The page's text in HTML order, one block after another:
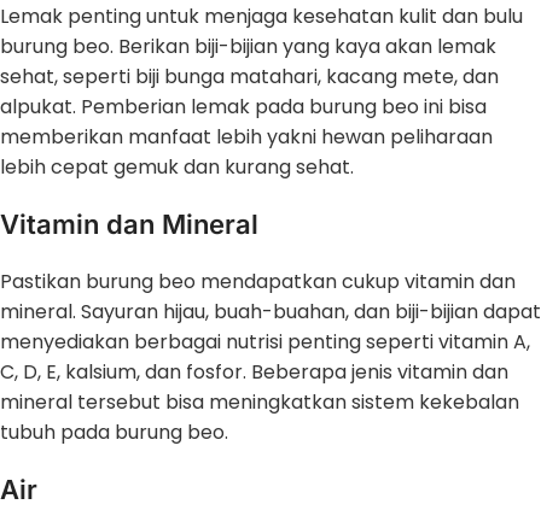
Lemak penting untuk menjaga kesehatan kulit dan bulu
burung beo. Berikan biji-bijian yang kaya akan lemak
sehat, seperti biji bunga matahari, kacang mete, dan
alpukat. Pemberian lemak pada burung beo ini bisa
memberikan manfaat lebih yakni hewan peliharaan
lebih cepat gemuk dan kurang sehat.
Vitamin dan Mineral
Pastikan burung beo mendapatkan cukup vitamin dan
mineral. Sayuran hijau, buah-buahan, dan biji-bijian dapat
menyediakan berbagai nutrisi penting seperti vitamin A,
C, D, E, kalsium, dan fosfor. Beberapa jenis vitamin dan
mineral tersebut bisa meningkatkan sistem kekebalan
tubuh pada burung beo.
Air